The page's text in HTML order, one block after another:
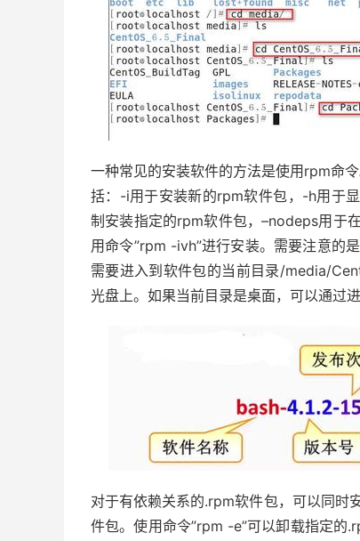
一种常见的安装软件的方法是使用rpm命
括：-i用于安装新的rpm软件包，-h用于
制安装指定的rpm软件包，–nodeps用于
用命令”rpm -ivh”进行安装。需要注意的
需要进入到软件包的当前目录/media/
光盘上。如果当前目录是桌面，可以通过
对于有依赖关系的.rpm软件包，可以同时
件包。使用命令”rpm -e”可以卸载指定的